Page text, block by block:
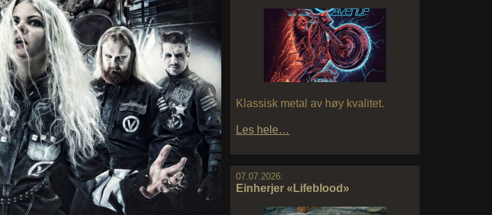
Klassisk metal av høy kvalitet.
Les hele…
07.07.2026:
Einherjer «Lifeblood»